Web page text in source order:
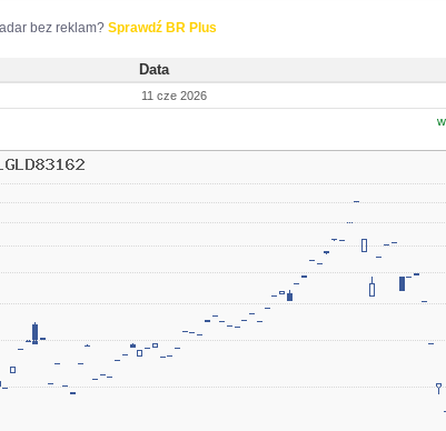
bez reklam? Sprawdź BR Plus
Data
11 cze 2026